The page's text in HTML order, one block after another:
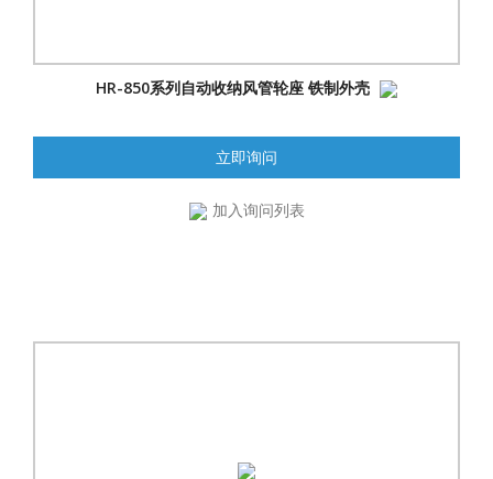
HR-850系列自动收纳风管轮座 铁制外壳
立即询问
加入询问列表